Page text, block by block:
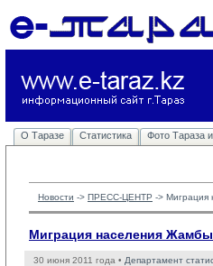
О Таразе Статистика Фото Тараза
Новости -> ПРЕСС-ЦЕНТР -> Миграция
Миграция населения
30 июня 2011 года • Департамент